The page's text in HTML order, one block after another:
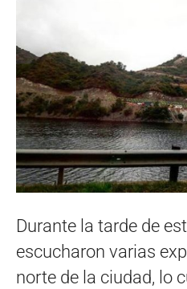
Durante la tarde de
escucharon varias
norte de la ciudad, lo